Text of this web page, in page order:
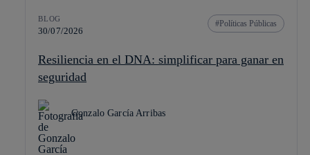
BLOG
30/07/2026
Políticas Públicas
Resiliencia en el DNA: simplificar para ganar en
seguridad
Gonzalo García Arribas